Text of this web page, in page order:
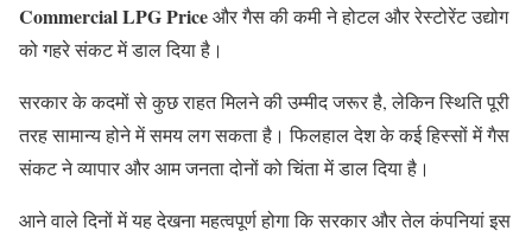
Commercial LPG Priceऔर गैस की कमी ने होटल और रेस्टोरेंट उद्योग
को गहरे संकट में डाल दिया है।
सरकार के कदमों से कुछ राहत मिलने की उम्मीद जरूर है, लेकिन स्थिति पूरी
तरह सामान्य होने में समय लग सकता है। फिलहाल देश के कई हिस्सों में गैस
संकट ने व्यापार और आम जनता दोनों को चिंता में डाल दिया है।
आने वाले दिनों में यह देखना महत्वपूर्ण होगा कि सरकार और तेल कंपनियां इस